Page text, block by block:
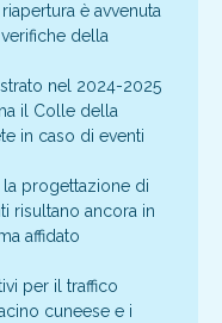
è avvenuta
della
nel 2024-2025
il Colle della
in caso di eventi
la progettazione di
risultano ancora in
affidato
per il traffico
cuneese e i